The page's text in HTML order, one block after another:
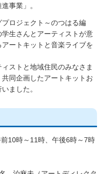
事業」。
ロジェクト～のつはる編
生さんとアーティストが意
ートキットと音楽ライブを
ストと地域住民のみなさま
同企画したアートキットお
ました。
10時～11時、午後6時～7時